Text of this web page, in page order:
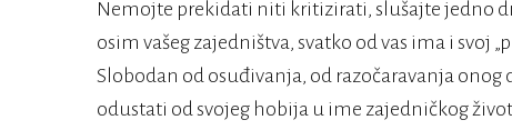
Nemojte prekidati niti kritizirati, slušajte jedno
osim vašeg zajedništva, svatko od vas ima i svoj
Slobodan od osuđivanja, od razočaravanja
odustati od svojeg hobija u ime zajedničkog